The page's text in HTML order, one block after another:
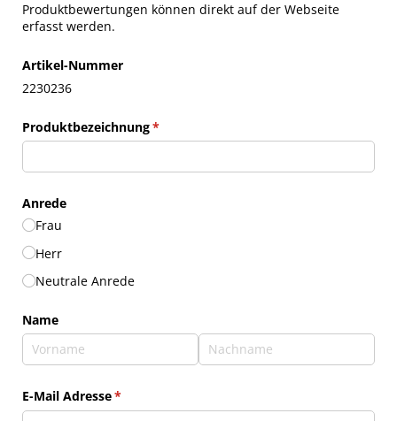
Produktbewertungen können direkt auf der Webseite
erfasst werden.
Artikel-Nummer
2230236
Produktbezeichnung*
(erforderlich)
Anrede
Frau
Herr
Neutrale Anrede
Name
E-Mail Adresse*
(erforderlich)